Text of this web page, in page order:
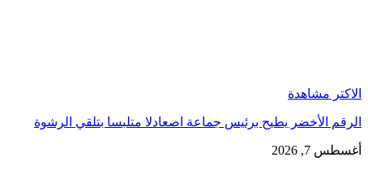
الاكتر مشاهدة
الرقم الأخضر يطيح برئيس جماعة اصعادلا متلبسا بتلقي الرشوة
أغسطس 7, 2026